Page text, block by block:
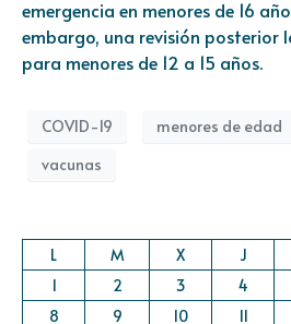
emergencia en menores de 16
embargo, una revisión posterior
para menores de 12 a 15 años.
COVID-19 menores de edad
vacunas
L M X J
1
2 3 4
8
9 10 11